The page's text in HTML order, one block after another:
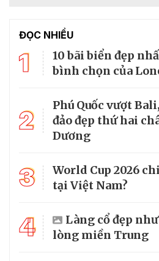
ĐỌC NHIỀU
1
10 bãi biển đẹp
bình chọn của
2
Phú Quốc vượt
đảo đẹp thứ hai
Dương
3
World Cup 2026
tại Việt Nam?
4
Làng cổ đẹp
lòng miền Trung